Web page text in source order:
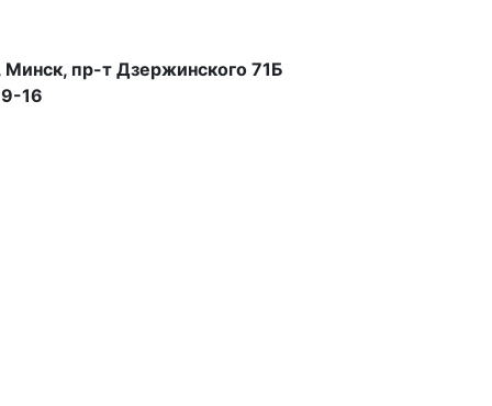
пр-т Дзержинского 71Б
16